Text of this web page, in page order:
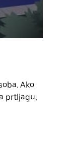
Ako
prtljagu,